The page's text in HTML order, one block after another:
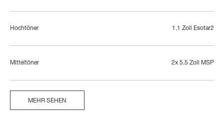
Hochtöner 1.1 Zoll Esotar2
Mitteltöner 2x 5.5 Zoll MSP
MEHR SEHEN